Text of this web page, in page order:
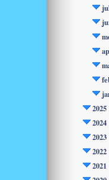
2025
2024
2023
2022
2021